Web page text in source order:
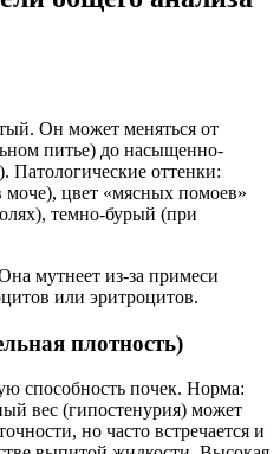
Он может меняться от
питье) до насыщенно-
Патологические оттенки:
моче), цвет «мясных помоев»
темно-бурый (при
мутнеет из-за примеси
или эритроцитов.
плотность)
способность почек. Норма:
вес (гипостенурия) может
но часто встречается и